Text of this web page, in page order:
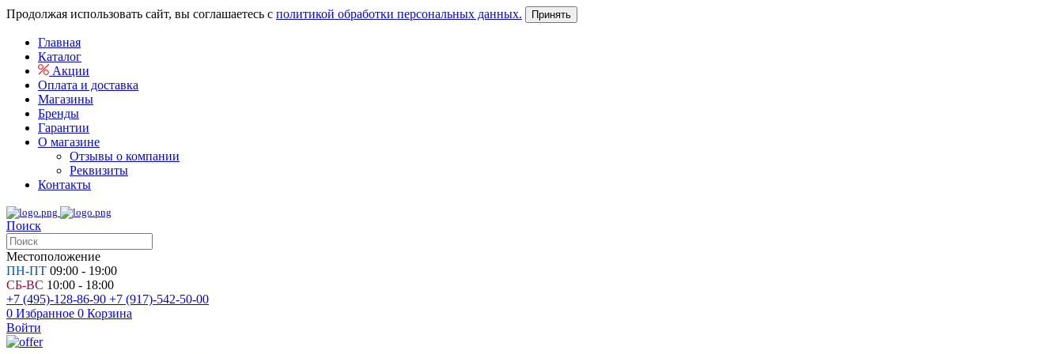
Продолжая использовать сайт, вы соглашаетесь с политикой обработки персональных данных. Принять
Главная
Каталог
Акции
Оплата и доставка
Магазины
Бренды
Гарантии
О магазине
Отзывы о компании
Реквизиты
Контакты
Поиск
Местоположение
ПН-ПТ 09:00 - 19:00
СБ-ВС 10:00 - 18:00
+7 (495)-128-86-90 +7 (917)-542-50-00
0 Избранное 0 Корзина
Войти